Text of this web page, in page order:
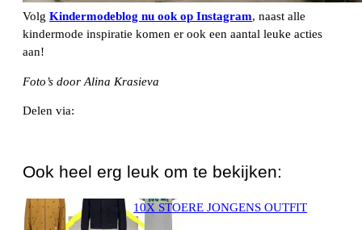
Volg Kindermodeblog nu ook op Instagram, naast alle
kindermode inspiratie komen er ook een aantal leuke acties
aan!
Foto’s door Alina Krasieva
Delen via:
Ook heel erg leuk om te bekijken:
10X STOERE JONGENS OUTFIT